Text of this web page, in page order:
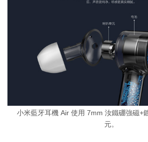
小米藍牙耳機 Air 使用 7mm 汝鐵硼強磁+
元。